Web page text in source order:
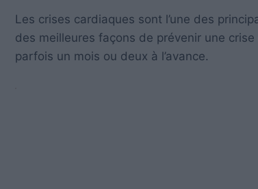
Les crises cardiaques sont l’une des
des meilleures façons de prévenir une
parfois un mois ou deux à l’avance.